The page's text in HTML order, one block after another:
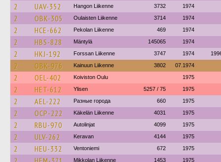
2 UAV-352 Hangon Liikenne 3732 1974
2 OBK-305 Oulaisten Liikenne 3714 1974
2 HCE-662 Pekolan Liikenne 469 1974
2 HBS-828 Mäntylä 145065 1974
2 HKJ-192 Forssan Liikenne 3747 1974
2 OBK-976 Kainuun Liikenne 3802 07.1974
2 OEL-402 Koiviston Oulu 1975
2 HET-612 Ylisen 5257 / 75 1975
2 AEL-222 Разные города 660 1975
2 OCP-222 Käkelän Liikenne 4031 1975
2 RBU-970 Autolinjat 4099 1975
2 ULV-262 Keravan 4144 1975
2 HEU-332 Ventoniemi 672 1975
Mikkolan Liikenne 1453 1975